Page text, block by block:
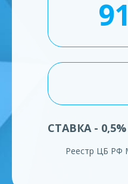
СТАВКА -
Реестр ЦБ РФ